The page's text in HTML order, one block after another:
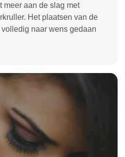
meer aan de slag met
Het plaatsen van de
naar wens gedaan